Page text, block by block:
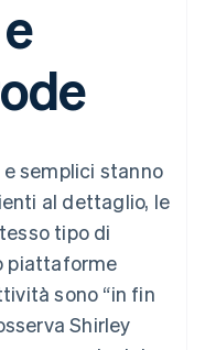
gli
semplici stanno
al dettaglio, le
tipo di
piattaforme
sono “in fin
Shirley